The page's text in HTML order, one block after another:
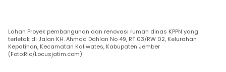
Lahan Proyek pembangunan dan renovasi rumah dinas KPPN yang
terletak di Jalan KH. Ahmad Dahlan No 49, RT 03/RW 02, Kelurahan
Kepatihan, Kecamatan Kaliwates, Kabupaten Jember
(Foto:Rio/Locusjatim.com)